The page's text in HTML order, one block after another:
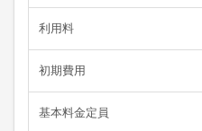
利用料
初期費用
基本料金定員